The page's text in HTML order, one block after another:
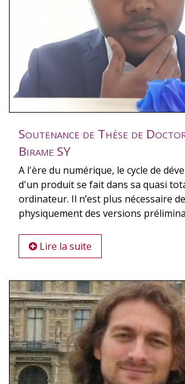
Soutenance de Thèse de
Birame SY
A l'ère du numérique, le cycle de
d'un produit se fait dans sa quasi
ordinateur. Il n’est plus nécessaire
physiquement des versions
Lire la suite